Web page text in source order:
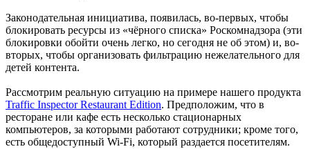
Законодательная инициатива, появилась, во-первых, чтобы
блокировать ресурсы из «чёрного списка» Роскомнадзора (эти
блокировки обойти очень легко, но сегодня не об этом) и, во-
вторых, чтобы организовать фильтрацию нежелательного для
детей контента.
Рассмотрим реальную ситуацию на примере нашего продукта
Traffic Inspector Restaurant Edition. Предположим, что в
ресторане или кафе есть несколько стационарных
компьютеров, за которыми работают сотрудники; кроме того,
есть общедоступный Wi-Fi, который раздается посетителям.